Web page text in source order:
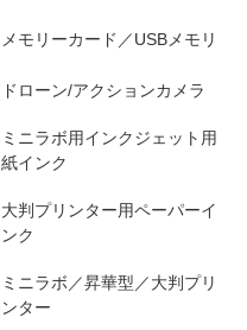
メモリーカード／USBメモリ
ドローン/アクションカメラ
ミニラボ用インクジェット用
紙インク
大判プリンター用ペーパーイ
ンク
ミニラボ／昇華型／大判プリ
ンター